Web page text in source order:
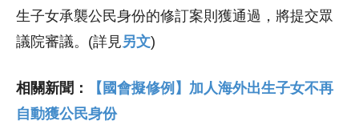
生子女承襲公民身份的修訂案則獲通過，將提交眾
議院審議。(詳見另文)
相關新聞：
【國會擬修例】加人海外出生子女不再
自動獲公民身份